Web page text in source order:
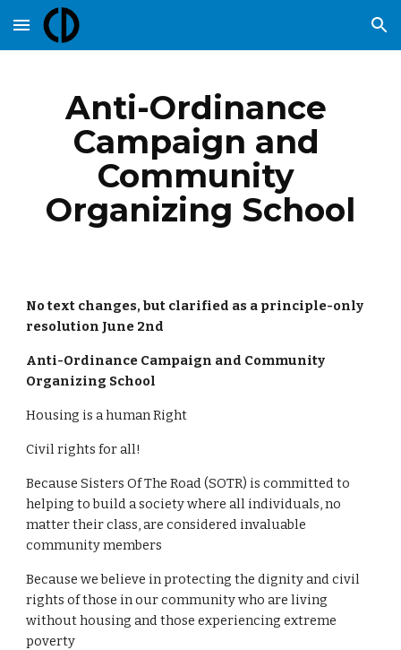
Skip to main content Skip to navigation
Anti-Ordinance
Campaign and
Community
Organizing School
No text changes, but clarified as a principle-only
resolution June 2nd
Anti-Ordinance Campaign and Community
Organizing School
Housing is a human Right
Civil rights for all!
Because Sisters Of The Road (SOTR) is committed to
helping to build a society where all individuals, no
matter their class, are considered invaluable
community members
Because we believe in protecting the dignity and civil
rights of those in our community who are living
without housing and those experiencing extreme
poverty